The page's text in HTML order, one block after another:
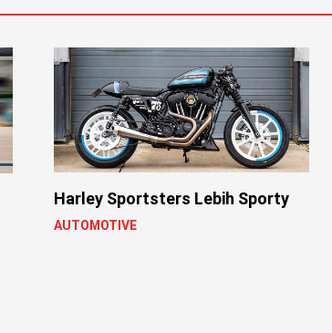
Harley Sportsters Lebih Sporty
AUTOMOTIVE